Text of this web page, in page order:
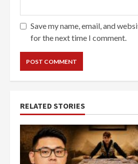
Save my name, email, and
for the next time I comment.
RELATED STORIES